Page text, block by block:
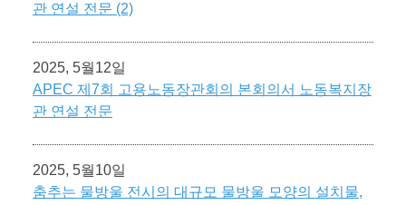
관 연설 전문 (2)
2025, 5월12일
APEC 제7회 고용노동장관회의 본회의서 노동복지장
관 연설 전문
2025, 5월10일
춤추는 물방울 전시의 대규모 물방울 모양의 설치물,